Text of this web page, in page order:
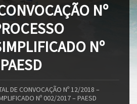
Nº
Nº
DE CONVOCAÇÃO Nº 12/2018 –
Nº 002/2017 – PAESD